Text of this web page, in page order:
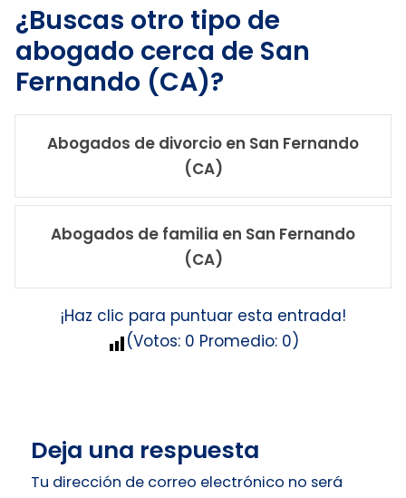
¿Buscas otro tipo de
abogado cerca de San
Fernando (CA)?
Abogados de divorcio en San Fernando
(CA)
Abogados de familia en San Fernando
(CA)
¡Haz clic para puntuar esta entrada!
(Votos: 0 Promedio: 0)
Deja una respuesta
Tu dirección de correo electrónico no será